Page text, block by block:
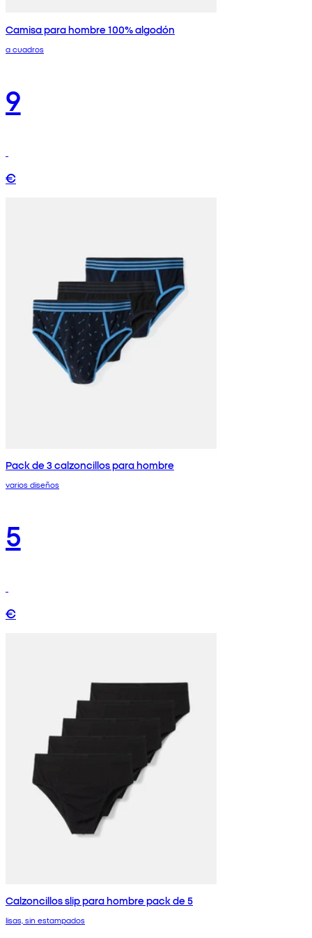
Camisa para hombre 100% algodón
a cuadros
9
€
Pack de 3 calzoncillos para hombre
varios diseños
5
€
Calzoncillos slip para hombre pack de 5
lisas, sin estampados